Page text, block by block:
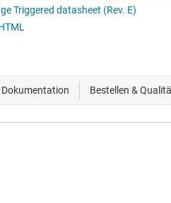
Edge Triggered datasheet (Rev. E)